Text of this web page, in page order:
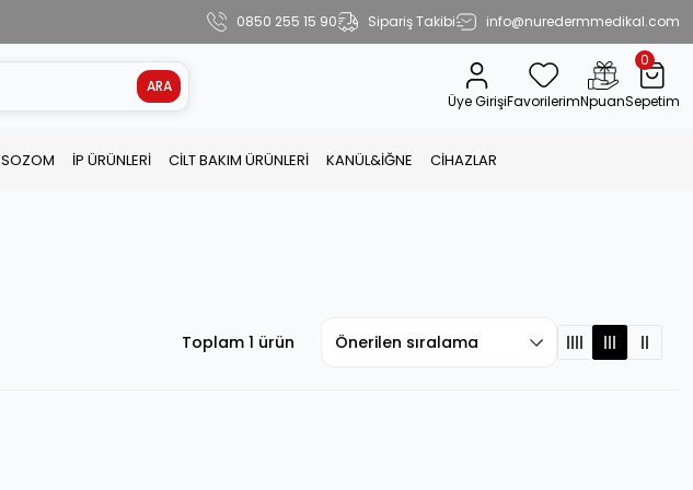
0850 255 15 90 Sipariş Takibi info@nuredermmedikal.com
ARA
Üye GirişiFavorilerimNpuanSepetim
0
İP ÜRÜNLERİ CİLT BAKIM ÜRÜNLERİ KANÜL&İĞNE CİHAZLAR
Toplam 1 ürün